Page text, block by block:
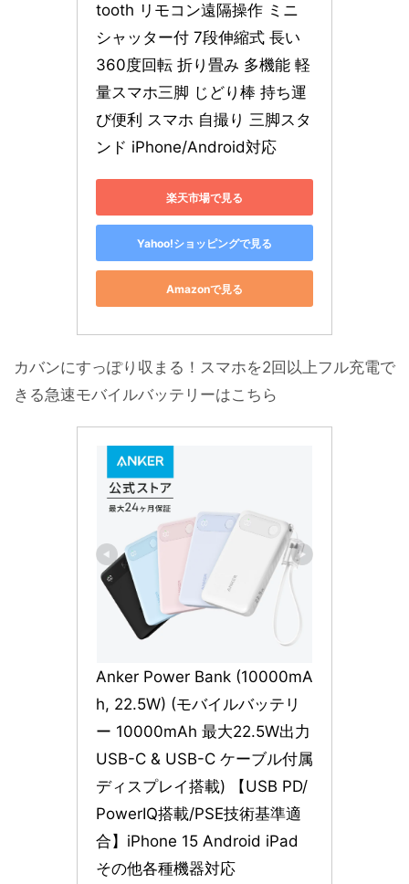
tooth リモコン遠隔操作 ミニ
シャッター付 7段伸縮式 長い
360度回転 折り畳み 多機能 軽
量スマホ三脚 じどり棒 持ち運
び便利 スマホ 自撮り 三脚スタ
ンド iPhone/Android対応
楽天市場で見る
Yahoo!ショッピングで見る
Amazonで見る
カバンにすっぽり収まる！スマホを2回以上フル充電で
きる急速モバイルバッテリーはこちら
Anker Power Bank (10000mA
h, 22.5W) (モバイルバッテリ
ー 10000mAh 最大22.5W出力
USB-C & USB-C ケーブル付属
ディスプレイ搭載) 【USB PD/
PowerIQ搭載/PSE技術基準適
合】iPhone 15 Android iPad
その他各種機器対応